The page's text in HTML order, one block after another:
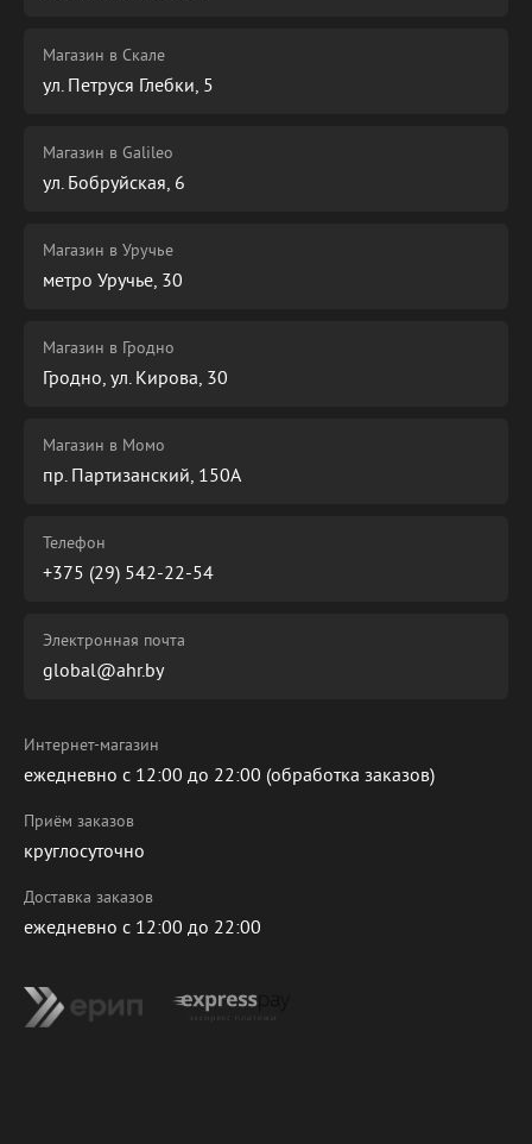
Магазин в Скале
ул. Петруся Глебки, 5
Магазин в Galileo
ул. Бобруйская, 6
Магазин в Уручье
метро Уручье, 30
Магазин в Гродно
Гродно, ул. Кирова, 30
Магазин в Момо
пр. Партизанский, 150А
Телефон
+375 (29) 542-22-54
Электронная почта
global@ahr.by
Интернет-магазин
ежедневно с 12:00 до 22:00 (обработка заказов)
Приём заказов
круглосуточно
Доставка заказов
ежедневно с 12:00 до 22:00